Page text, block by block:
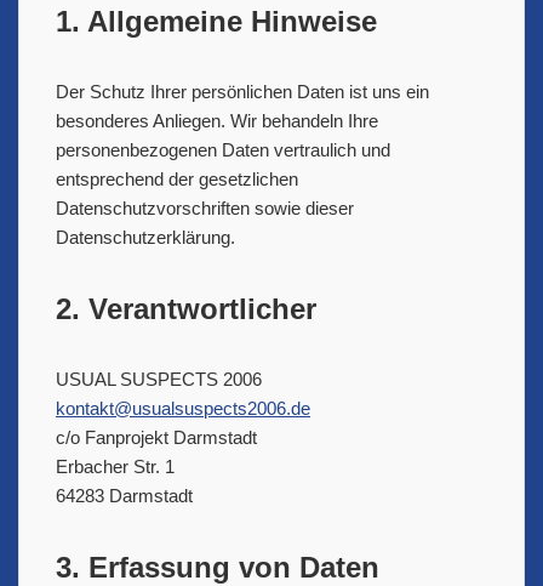
1. Allgemeine Hinweise
Der Schutz Ihrer persönlichen Daten ist uns ein
besonderes Anliegen. Wir behandeln Ihre
personenbezogenen Daten vertraulich und
entsprechend der gesetzlichen
Datenschutzvorschriften sowie dieser
Datenschutzerklärung.
2. Verantwortlicher
USUAL SUSPECTS 2006
kontakt@usualsuspects2006.de
c/o Fanprojekt Darmstadt
Erbacher Str. 1
64283 Darmstadt
3. Erfassung von Daten